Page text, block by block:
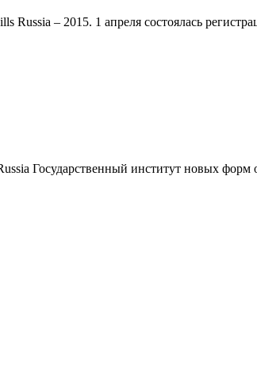
– 2015. 1 апреля состоялась
Государственный институт новых